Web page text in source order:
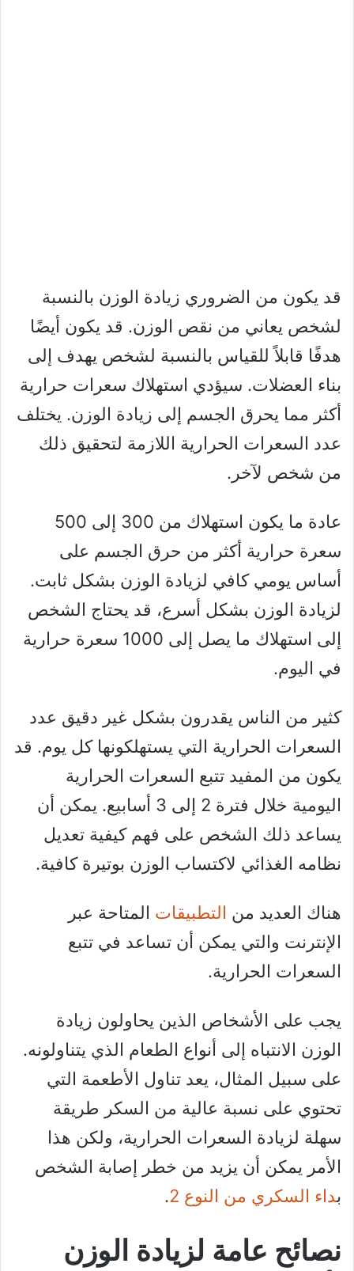
قد يكون من الضروري زيادة الوزن بالنسبة
لشخص يعاني من نقص الوزن. قد يكون أيضًا
هدفًا قابلاً للقياس بالنسبة لشخص يهدف إلى
بناء العضلات. سيؤدي استهلاك سعرات حرارية
أكثر مما يحرق الجسم إلى زيادة الوزن. يختلف
عدد السعرات الحرارية اللازمة لتحقيق ذلك
من شخص لآخر.
عادة ما يكون استهلاك من 300 إلى 500
سعرة حرارية أكثر من حرق الجسم على
أساس يومي كافي لزيادة الوزن بشكل ثابت.
لزيادة الوزن بشكل أسرع، قد يحتاج الشخص
إلى استهلاك ما يصل إلى 1000 سعرة حرارية
في اليوم.
كثير من الناس يقدرون بشكل غير دقيق عدد
السعرات الحرارية التي يستهلكونها كل يوم. قد
يكون من المفيد تتبع السعرات الحرارية
اليومية خلال فترة 2 إلى 3 أسابيع. يمكن أن
يساعد ذلك الشخص على فهم كيفية تعديل
نظامه الغذائي لاكتساب الوزن بوتيرة كافية.
هناك العديد من التطبيقات المتاحة عبر
الإنترنت والتي يمكن أن تساعد في تتبع
السعرات الحرارية.
يجب على الأشخاص الذين يحاولون زيادة
الوزن الانتباه إلى أنواع الطعام الذي يتناولونه.
على سبيل المثال، يعد تناول الأطعمة التي
تحتوي على نسبة عالية من السكر طريقة
سهلة لزيادة السعرات الحرارية، ولكن هذا
الأمر يمكن أن يزيد من خطر إصابة الشخص
بداء السكري من النوع 2 .
نصائح عامة لزيادة الوزن